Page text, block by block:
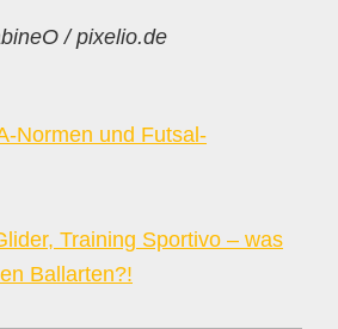
/ pixelio.de
Normen und Futsal-
Training Sportivo – was
Ballarten?!